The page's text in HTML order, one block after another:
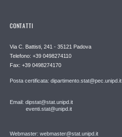
CONTATTI
Via C. Battisti, 241 - 35121 Padova
Telefono: +39 0498274110
Fax: +39 0498274170
Posta certificata: dipartimento.stat@pec.unipd.it
Email: dipstat@stat.unipd.it
eventi.stat@unipd.it
Webmaster: webmaster@stat.unipd.it